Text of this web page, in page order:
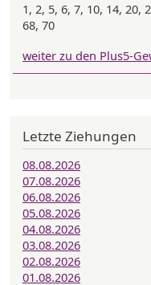
1, 2, 5, 6, 7, 10, 14, 20,
68, 70
weiter zu den Plus5-
Letzte Ziehungen
08.08.2026
07.08.2026
06.08.2026
05.08.2026
04.08.2026
03.08.2026
02.08.2026
01.08.2026